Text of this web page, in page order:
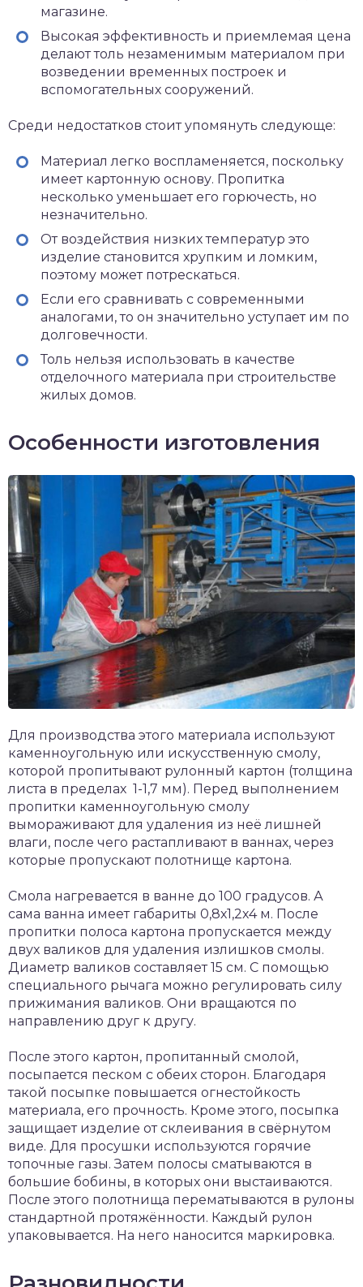
магазине.
Высокая эффективность и приемлемая цена
делают толь незаменимым материалом при
возведении временных построек и
вспомогательных сооружений.
Среди недостатков стоит упомянуть следующе:
Материал легко воспламеняется, поскольку
имеет картонную основу. Пропитка
несколько уменьшает его горючесть, но
незначительно.
От воздействия низких температур это
изделие становится хрупким и ломким,
поэтому может потрескаться.
Если его сравнивать с современными
аналогами, то он значительно уступает им по
долговечности.
Толь нельзя использовать в качестве
отделочного материала при строительстве
жилых домов.
Особенности изготовления
Для производства этого материала используют
каменноугольную или искусственную смолу,
которой пропитывают рулонный картон (толщина
листа в пределах 1-1,7 мм). Перед выполнением
пропитки каменноугольную смолу
вымораживают для удаления из неё лишней
влаги, после чего растапливают в ваннах, через
которые пропускают полотнище картона.
Смола нагревается в ванне до 100 градусов. А
сама ванна имеет габариты 0,8х1,2х4 м. После
пропитки полоса картона пропускается между
двух валиков для удаления излишков смолы.
Диаметр валиков составляет 15 см. С помощью
специального рычага можно регулировать силу
прижимания валиков. Они вращаются по
направлению друг к другу.
После этого картон, пропитанный смолой,
посыпается песком с обеих сторон. Благодаря
такой посыпке повышается огнестойкость
материала, его прочность. Кроме этого, посыпка
защищает изделие от склеивания в свёрнутом
виде. Для просушки используются горячие
топочные газы. Затем полосы сматываются в
большие бобины, в которых они выстаиваются.
После этого полотнища перематываются в рулоны
стандартной протяжённости. Каждый рулон
упаковывается. На него наносится маркировка.